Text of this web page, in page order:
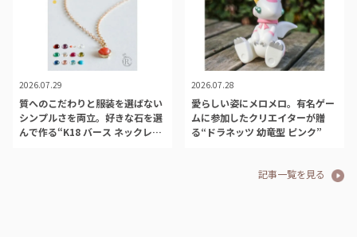
2026.07.29
質へのこだわりと服装を選ばない
シンプルさを両立。好きな石を選
んで作る“K18 バース ネックレ
2026.07.28
愛らしい姿にメロメロ。有名ゲー
ムに参加したクリエイターが贈
る“ドラネッツ 幼竜型 ピンク”
記事一覧を見る